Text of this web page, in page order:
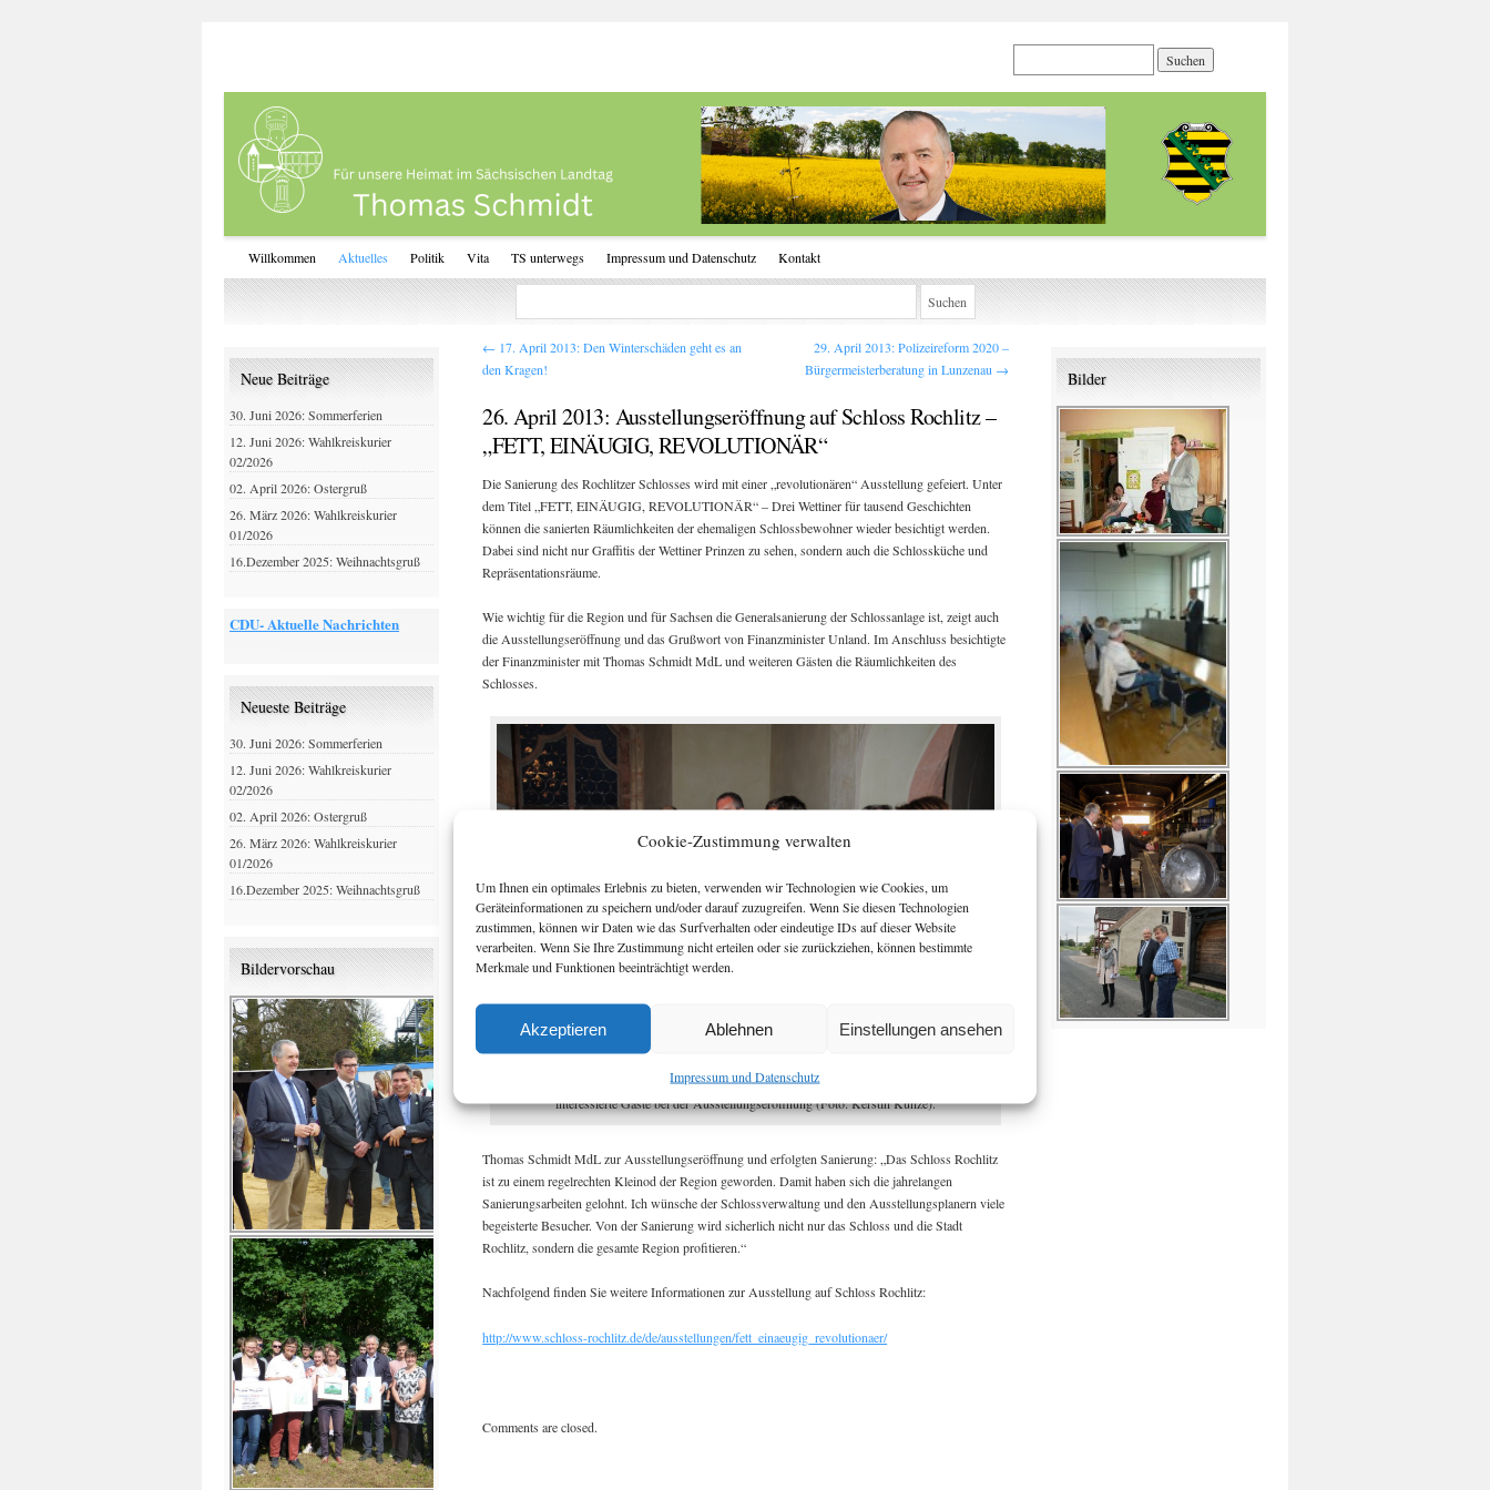
Cookie-Zustimmung verwalten
Um Ihnen ein optimales Erlebnis zu bieten, verwenden wir Technologien wie Cookies, um
Geräteinformationen zu speichern und/oder darauf zuzugreifen. Wenn Sie diesen Technologien
zustimmen, können wir Daten wie das Surfverhalten oder eindeutige IDs auf dieser Website
verarbeiten. Wenn Sie Ihre Zustimmung nicht erteilen oder sie zurückziehen, können bestimmte
Merkmale und Funktionen beeinträchtigt werden.
Akzeptieren Ablehnen Einstellungen ansehen
Impressum und Datenschutz
Willkommen Aktuelles Politik Vita TS unterwegs Impressum und Datenschutz Kontakt
← 17. April 2013: Den Winterschäden geht es an
den Kragen!
29. April 2013: Polizeireform 2020 –
Bürgermeisterberatung in Lunzenau →
26. April 2013: Ausstellungseröffnung auf Schloss Rochlitz –
„FETT, EINÄUGIG, REVOLUTIONÄR“
Die Sanierung des Rochlitzer Schlosses wird mit einer „revolutionären“ Ausstellung gefeiert. Unter
dem Titel „FETT, EINÄUGIG, REVOLUTIONÄR“ – Drei Wettiner für tausend Geschichten
können die sanierten Räumlichkeiten der ehemaligen Schlossbewohner wieder besichtigt werden.
Dabei sind nicht nur Graffitis der Wettiner Prinzen zu sehen, sondern auch die Schlossküche und
Repräsentationsräume.
Wie wichtig für die Region und für Sachsen die Generalsanierung der Schlossanlage ist, zeigt auch
die Ausstellungseröffnung und das Grußwort von Finanzminister Unland. Im Anschluss besichtigte
der Finanzminister mit Thomas Schmidt MdL und weiteren Gästen die Räumlichkeiten des
Schlosses.
Finanzminister Georg Unland, Thomas Schmidt MdL, Dr. Manfred Graetz sowie weitere
interessierte Gäste bei der Ausstellungseröffnung (Foto: Kerstin Kunze).
Thomas Schmidt MdL zur Ausstellungseröffnung und erfolgten Sanierung: „Das Schloss Rochlitz
ist zu einem regelrechten Kleinod der Region geworden. Damit haben sich die jahrelangen
Sanierungsarbeiten gelohnt. Ich wünsche der Schlossverwaltung und den Ausstellungsplanern viele
begeisterte Besucher. Von der Sanierung wird sicherlich nicht nur das Schloss und die Stadt
Rochlitz, sondern die gesamte Region profitieren.“
Nachfolgend finden Sie weitere Informationen zur Ausstellung auf Schloss Rochlitz:
http://www.schloss-rochlitz.de/de/ausstellungen/fett_einaeugig_revolutionaer/
Comments are closed.
Neue Beiträge
30. Juni 2026: Sommerferien
12. Juni 2026: Wahlkreiskurier
02/2026
02. April 2026: Ostergruß
26. März 2026: Wahlkreiskurier
01/2026
16.Dezember 2025: Weihnachtsgruß
CDU- Aktuelle Nachrichten
Neueste Beiträge
30. Juni 2026: Sommerferien
12. Juni 2026: Wahlkreiskurier
02/2026
02. April 2026: Ostergruß
26. März 2026: Wahlkreiskurier
01/2026
16.Dezember 2025: Weihnachtsgruß
Bildervorschau
Bilder